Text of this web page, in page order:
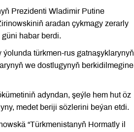
Prezidenti Wladimir Putine
aradan çykmagy zerarly
habar berdi.
türkmen-rus gatnaşyklarynyň
we dostlugynyň berkidilmegine
adyndan, şeýle hem hut öz
medet beriji sözlerini beýan etdi.
“Türkmenistanyň Hormatly il